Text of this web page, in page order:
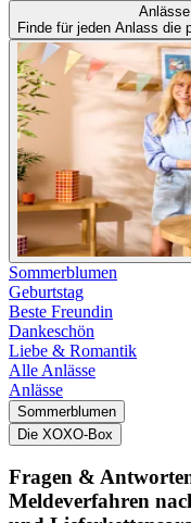
Anlässe
Finde für jeden Anlass die
Sommerblumen
Geburtstag
Beste Freundin
Dankeschön
Liebe & Romantik
Alle Anlässe
Anlässe
Sommerblumen
Die XOXO-Box
Fragen &
Meldeverfahren